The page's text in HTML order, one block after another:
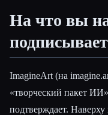
На что вы
ImagineArt (на
«творческий пакет
подтверждает. Наверху